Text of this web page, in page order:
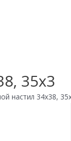
35х3
настил 34х38,